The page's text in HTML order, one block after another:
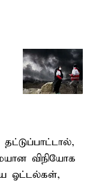
தட்டுப்பாட்டால்,
விநியோக
ஓட்டல்கள்,